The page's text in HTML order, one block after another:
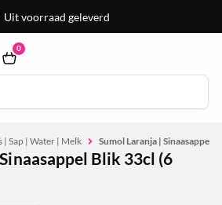
Uit voorraad geleverd
0
| Sap | Water | Melk Sumol Laranja | Sinaasappel
Blik 33cl (6